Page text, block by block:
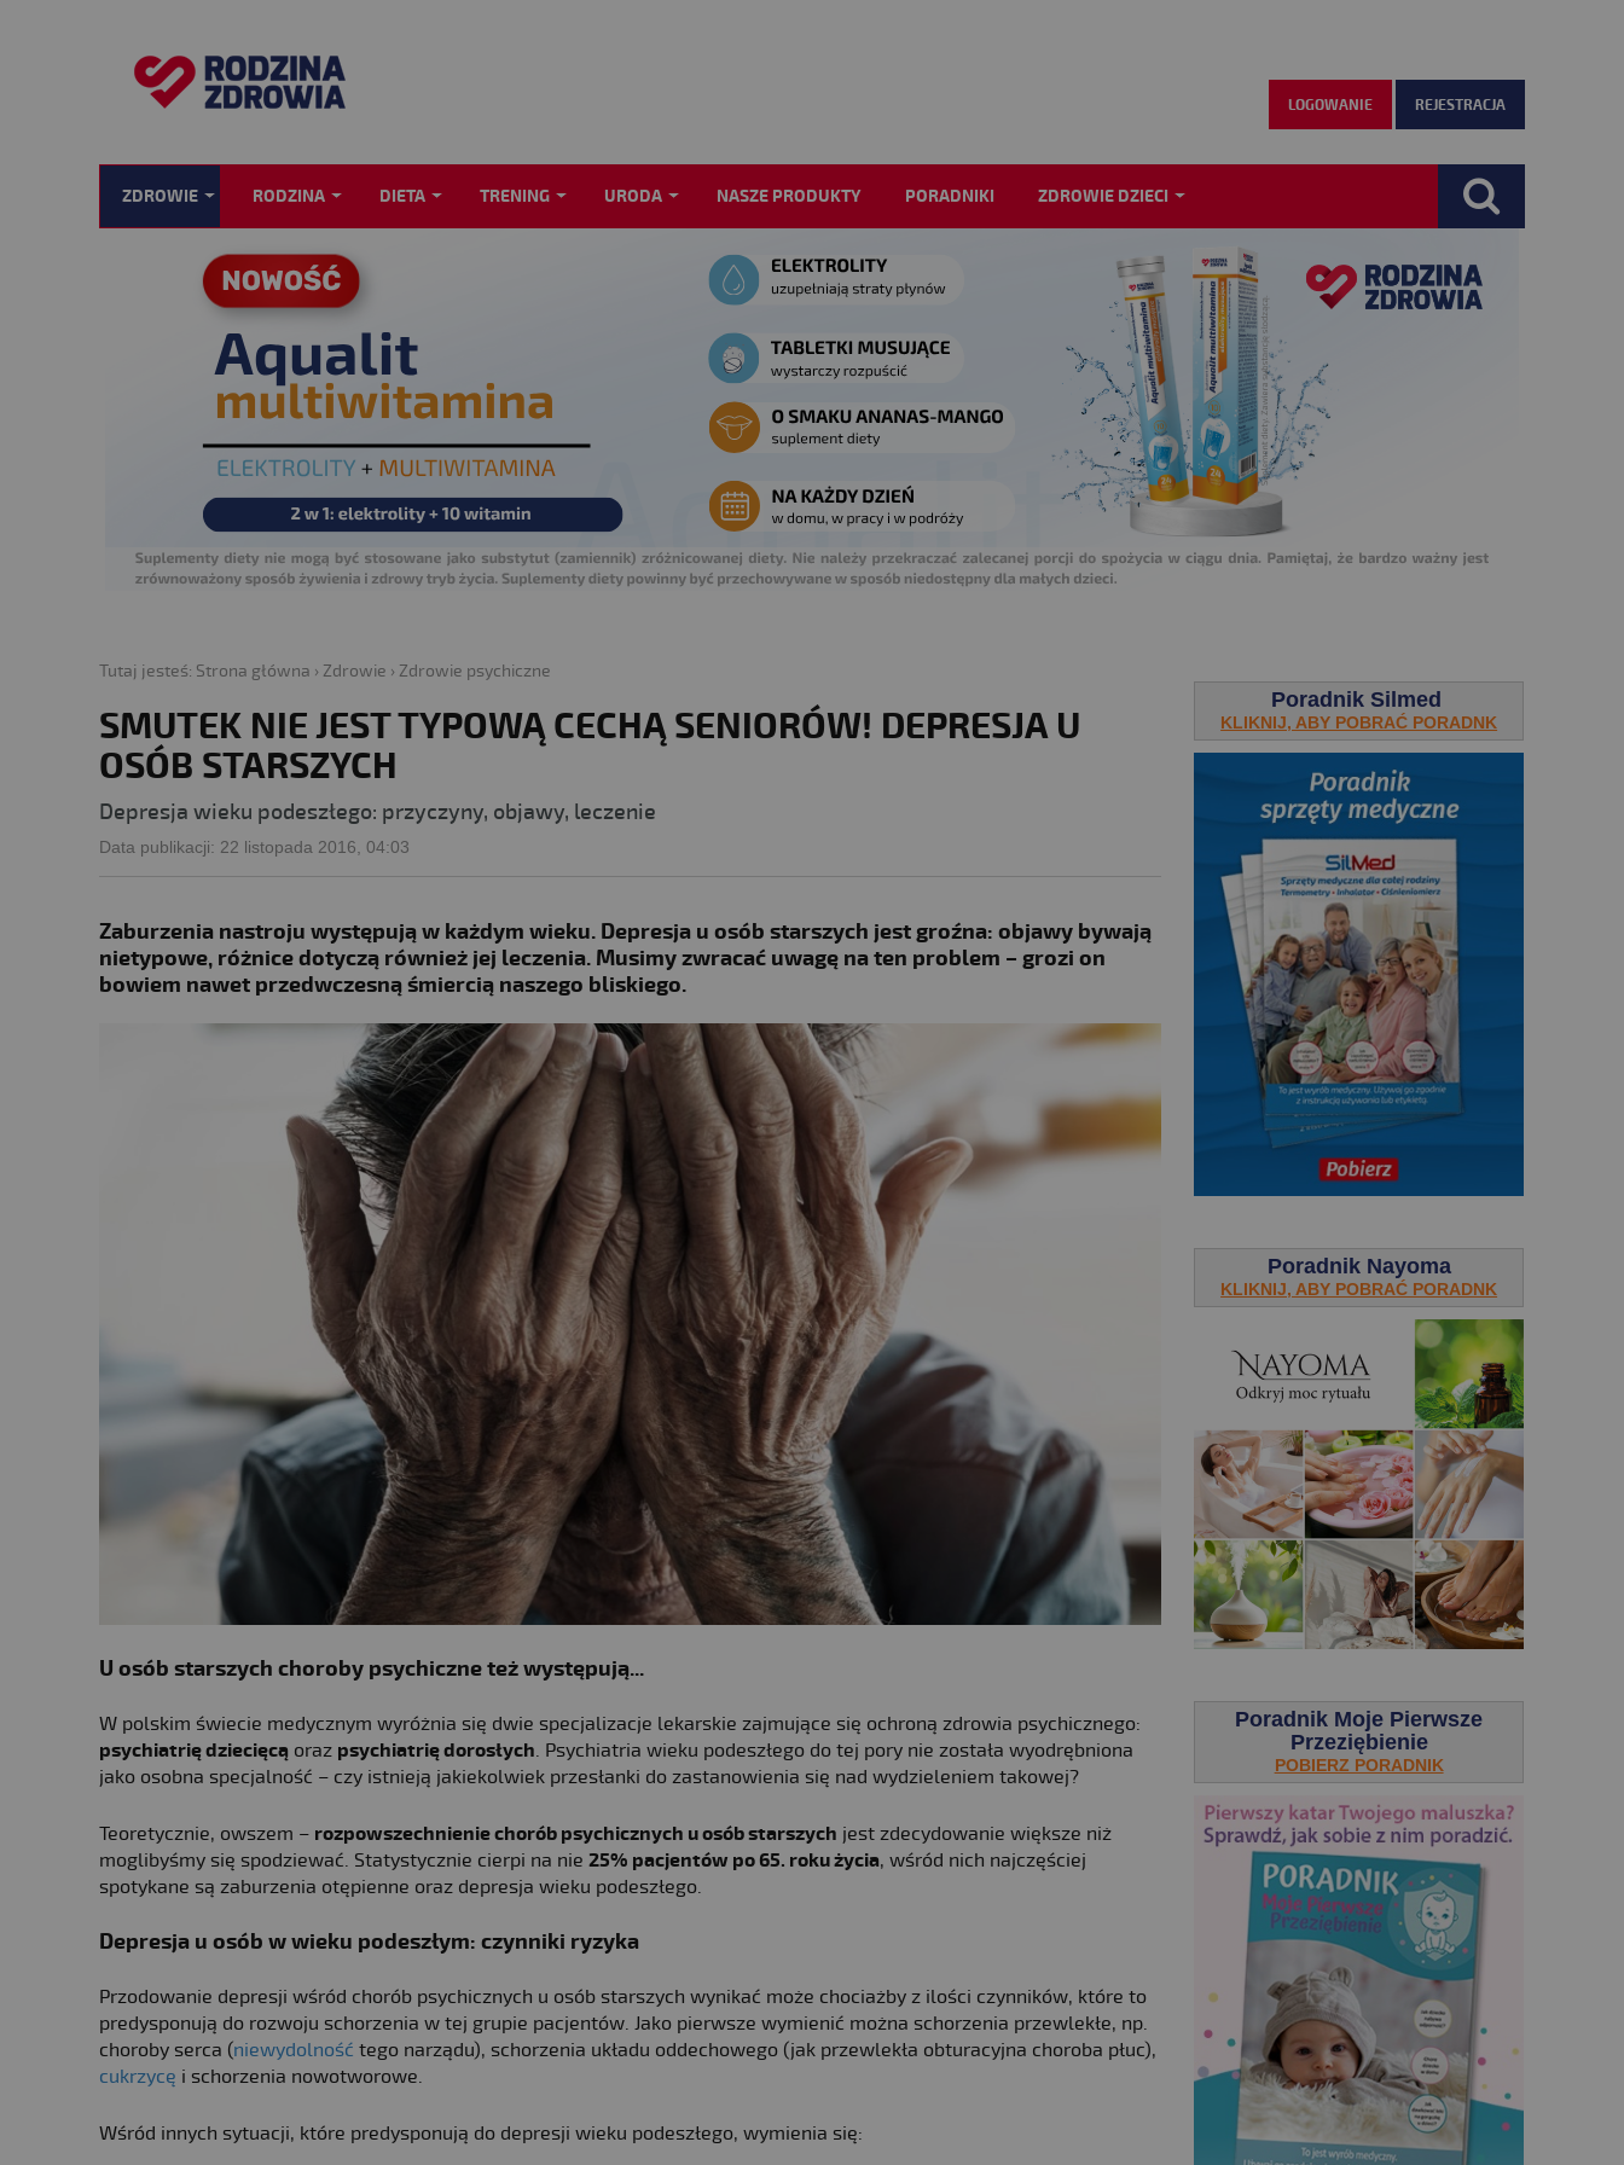
LOGOWANIE REJESTRACJA
ZDROWIE RODZINA DIETA TRENING URODA NASZE PRODUKTY PORADNIKI ZDROWIE DZIECI
Tutaj jesteś: Strona główna › Zdrowie › Zdrowie psychiczne
SMUTEK NIE JEST TYPOWĄ CECHĄ SENIORÓW! DEPRESJA U
OSÓB STARSZYCH
Depresja wieku podeszłego: przyczyny, objawy, leczenie
Data publikacji: 22 listopada 2016, 04:03
Zaburzenia nastroju występują w każdym wieku. Depresja u osób starszych jest groźna: objawy bywają
nietypowe, różnice dotyczą również jej leczenia. Musimy zwracać uwagę na ten problem – grozi on
bowiem nawet przedwczesną śmiercią naszego bliskiego.
U osób starszych choroby psychiczneteż występują...
W polskim świecie medycznym wyróżnia się dwie specjalizacje lekarskie zajmujące się ochroną zdrowia psychicznego:
psychiatrię dziecięcą oraz psychiatrię dorosłych. Psychiatria wieku podeszłego do tej pory nie została wyodrębniona
jako osobna specjalność – czy istnieją jakiekolwiek przesłanki do zastanowienia się nad wydzieleniem takowej?
Teoretycznie, owszem – rozpowszechnienie chorób psychicznych u osób starszych jest zdecydowanie większe niż
moglibyśmy się spodziewać. Statystycznie cierpi na nie 25% pacjentów po 65. roku życia, wśród nich najczęściej
spotykane są zaburzenia otępienne oraz depresja wieku podeszłego.
Depresja u osób w wieku podeszłym: czynniki ryzyka
Przodowanie depresji wśród chorób psychicznych u osób starszych wynikać może chociażby z ilości czynników, które to
predysponują do rozwoju schorzenia w tej grupie pacjentów. Jako pierwsze wymienić można schorzenia przewlekłe, np.
choroby serca (niewydolność tego narządu), schorzenia układu oddechowego (jak przewlekła obturacyjna choroba płuc),
cukrzycę i schorzenia nowotworowe.
Wśród innych sytuacji, które predysponują do depresji wieku podeszłego, wymienia się:
Poradnik Silmed
KLIKNIJ, ABY POBRAĆ PORADNK
Poradnik Nayoma
KLIKNIJ, ABY POBRAĆ PORADNK
Poradnik Moje Pierwsze
Przeziębienie
POBIERZ PORADNIK